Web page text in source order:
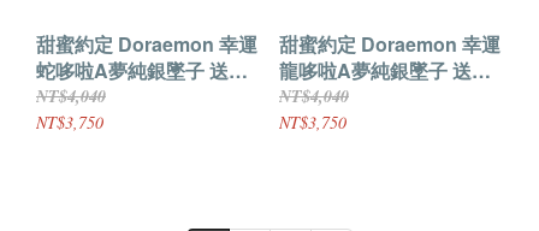
甜蜜約定 Doraemon 幸運
蛇哆啦A夢純銀墜子 送項
鍊
NT$4,040
NT$3,750
甜蜜約定 Doraemon 幸運
龍哆啦A夢純銀墜子 送項
鍊
NT$4,040
NT$3,750